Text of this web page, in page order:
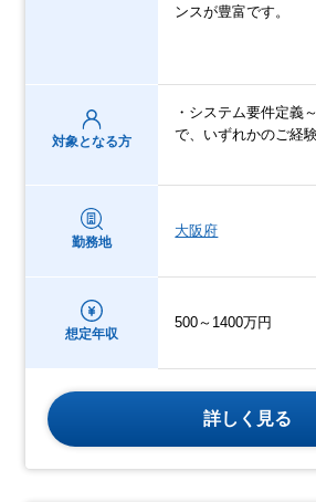
ンスが豊富です。
対象となる方
・システム要件定義
で、いずれかのご経
勤務地
大阪府
想定年収
500～1400万円
詳しく見る